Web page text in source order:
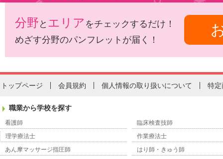
分野 と エリア をチェックするだけ！
めざす分野のパンフレットが届く！
トップページ 会員規約 個人情報の取り扱いについて 特定
職業から学校を探す
看護師
臨床検査技師
理学療法士
作業療法士
あん摩マッサージ指圧師
はり師・きゅう師